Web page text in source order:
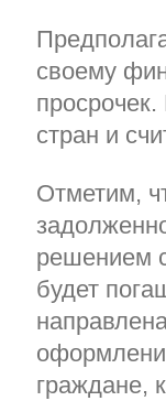
своему
стран и
Отметим,
решением
будет
граждане,